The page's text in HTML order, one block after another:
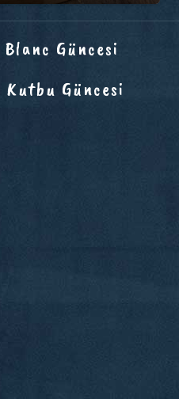
Güncesi
Kutbu Güncesi